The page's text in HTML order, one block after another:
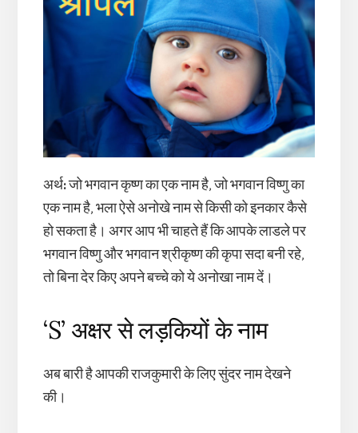
अर्थ:जो भगवान कृष्ण का एक नाम है, जो भगवान विष्णु का
एक नाम है, भला ऐसे अनोखे नाम से किसी को इनकार कैसे
हो सकता है। अगर आप भी चाहते हैं कि आपके लाडले पर
भगवान विष्णु और भगवान श्रीकृष्ण की कृपा सदा बनी रहे,
तो बिना देर किए अपने बच्चे को ये अनोखा नाम दें।
‘S’ अक्षर से लड़कियों के नाम
अब बारी है आपकी राजकुमारी के लिए सुंदर नाम देखने
की।